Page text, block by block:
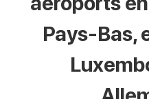
Pays-Bas,